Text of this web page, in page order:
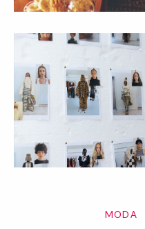
MODA